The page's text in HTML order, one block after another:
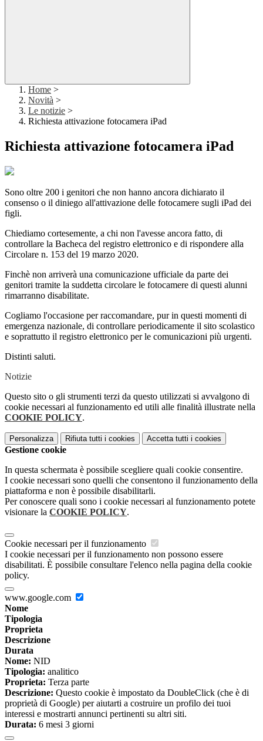
Home >
Novità >
Le notizie >
Richiesta attivazione fotocamera iPad
Richiesta attivazione fotocamera iPad
Sono oltre 200 i genitori che non hanno ancora dichiarato il
consenso o il diniego all'attivazione delle fotocamere sugli iPad dei
figli.
Chiediamo cortesemente, a chi non l'avesse ancora fatto, di
controllare la Bacheca del registro elettronico e di rispondere alla
Circolare n. 153 del 19 marzo 2020.
Finchè non arriverà una comunicazione ufficiale da parte dei
genitori tramite la suddetta circolare le fotocamere di questi alunni
rimarranno disabilitate.
Cogliamo l'occasione per raccomandare, pur in questi momenti di
emergenza nazionale, di controllare periodicamente il sito scolastico
e soprattutto il registro elettronico per le comunicazioni più urgenti.
Distinti saluti.
Notizie
Questo sito o gli strumenti terzi da questo utilizzati si avvalgono di
cookie necessari al funzionamento ed utili alle finalità illustrate nella
COOKIE POLICY.
Personalizza Rifiuta tutti i cookies Accetta tutti i cookies
Gestione cookie
In questa schermata è possibile scegliere quali cookie consentire.
I cookie necessari sono quelli che consentono il funzionamento della
piattaforma e non è possibile disabilitarli.
Per conoscere quali sono i cookie necessari al funzionamento potete
visionare la COOKIE POLICY.
Cookie necessari per il funzionamento
I cookie necessari per il funzionamento non possono essere
disabilitati. È possibile consultare l'elenco nella pagina della cookie
policy.
www.google.com
Nome
Tipologia
Proprieta
Descrizione
Durata
Nome: NID
Tipologia: analitico
Proprieta: Terza parte
Descrizione: Questo cookie è impostato da DoubleClick (che è di
proprietà di Google) per aiutarti a costruire un profilo dei tuoi
interessi e mostrarti annunci pertinenti su altri siti.
Durata: 6 mesi 3 giorni